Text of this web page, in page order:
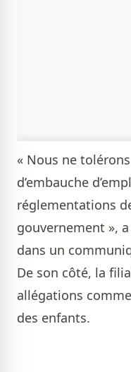
« Nous ne
d’embauche
réglementations
gouvernement »,
dans un
De son côté, la
allégations
des enfants.